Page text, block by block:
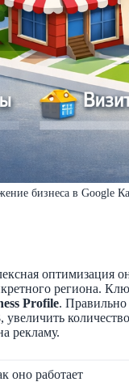
бизнеса в Google
оптимизация
региона.
Profile. Правильно
, увеличить
рекламу.
оно работает